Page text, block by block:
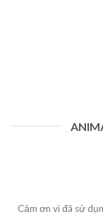
Cảm ơn vì đã sử